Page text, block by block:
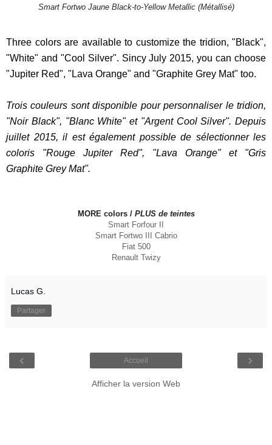
Smart Fortwo Jaune Black-to-Yellow Metallic (Métallisé)
Three colors are available to customize the tridion, "Black",
"White" and "Cool Silver". Sincy July 2015, you can choose
"Jupiter Red", "Lava Orange" and "Graphite Grey Mat" too.
Trois couleurs sont disponible pour personnaliser le tridion,
"Noir Black", "Blanc White" et "Argent Cool Silver". Depuis
juillet 2015, il est également possible de sélectionner les
coloris "Rouge Jupiter Red", "Lava Orange" et "Gris
Graphite Grey Mat".
MORE colors / PLUS de teintes
Smart Forfour II
Smart Fortwo III Cabrio
Fiat 500
Renault Twizy
Lucas G.
Partager
‹ ›
Accueil
Afficher la version Web